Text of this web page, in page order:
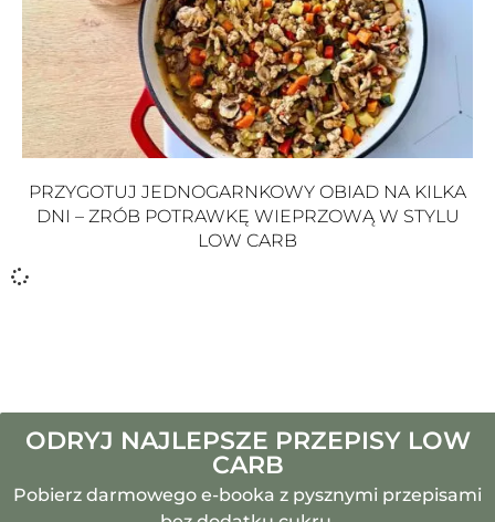
PRZYGOTUJ JEDNOGARNKOWY OBIAD NA KILKA
DNI – ZRÓB POTRAWKĘ WIEPRZOWĄ W STYLU
LOW CARB
ODRYJ NAJLEPSZE PRZEPISY LOW
CARB
Pobierz darmowego e-booka z pysznymi przepisami